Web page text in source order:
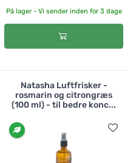
På lager - Vi sender inden for 3 dage
Natasha Luftfrisker -
rosmarin og citrongræs
(100 ml) - til bedre konc...